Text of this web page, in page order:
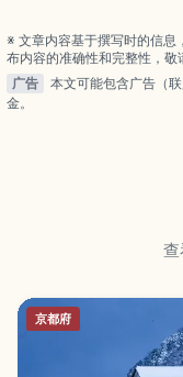
※ 文章内容基于撰写时的信息
布内容的准确性和完整性，敬
广告
本文可能包含广告（
金。
京都府